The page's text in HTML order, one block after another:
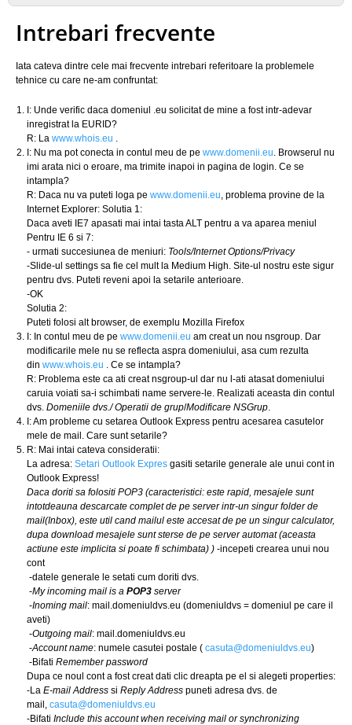
Intrebari frecvente
Iata cateva dintre cele mai frecvente intrebari referitoare la problemele
tehnice cu care ne-am confruntat:
I: Unde verific daca domeniul .eu solicitat de mine a fost intr-adevar
inregistrat la EURID?
R: Lawww.whois.eu .
I: Nu ma pot conecta in contul meu de pewww.domenii.eu. Browserul nu
imi arata nici o eroare, ma trimite inapoi in pagina de login. Ce se
intampla?
R: Daca nu va puteti loga pewww.domenii.eu, problema provine de la
Internet Explorer: Solutia 1:
Daca aveti IE7 apasati mai intai tasta ALT pentru a va aparea meniul
Pentru IE 6 si 7:
- urmati succesiunea de meniuri: Tools/Internet Options/Privacy
-Slide-ul settings sa fie cel mult la Medium High. Site-ul nostru este sigur
pentru dvs. Puteti reveni apoi la setarile anterioare.
-OK
Solutia 2:
Puteti folosi alt browser, de exemplu Mozilla Firefox
I: In contul meu de pewww.domenii.eu am creat un nou nsgroup. Dar
modificarile mele nu se reflecta aspra domeniului, asa cum rezulta
dinwww.whois.eu . Ce se intampla?
R: Problema este ca ati creat nsgroup-ul dar nu l-ati atasat domeniului
caruia voiati sa-i schimbati name servere-le. Realizati aceasta din contul
dvs.Domeniile dvs./ Operatii de grup/Modificare NSGrup.
I: Am probleme cu setarea Outlook Express pentru acesarea casutelor
mele de mail. Care sunt setarile?
R: Mai intai cateva consideratii:
La adresa:Setari Outlook Expres gasiti setarile generale ale unui cont in
Outlook Express!
Daca doriti sa folositi POP3 (caracteristici: este rapid, mesajele sunt
intotdeauna descarcate complet de pe server intr-un singur folder de
mail(Inbox), este util cand mailul este accesat de pe un singur calculator,
dupa download mesajele sunt sterse de pe server automat (aceasta
actiune este implicita si poate fi schimbata) ) -incepeti crearea unui nou
cont
-datele generale le setati cum doriti dvs.
-My incoming mail is aPOP3 server
-Inoming mail: mail.domeniuldvs.eu (domeniuldvs = domeniul pe care il
aveti)
-Outgoing mail: mail.domeniuldvs.eu
-Account name: numele casutei postale ( casuta@domeniuldvs.eu)
-BifatiRemember password
Dupa ce noul cont a fost creat dati clic dreapta pe el si alegeti properties:
-LaE-mail Address siReply Address puneti adresa dvs. de
mail,casuta@domeniuldvs.eu
-BifatiInclude this account when receiving mail or synchronizing